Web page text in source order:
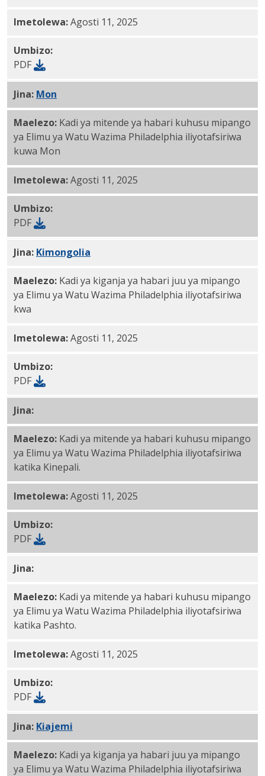
Imetolewa:Agosti 11, 2025
Umbizo:
PDF
Jina: Mon
Maelezo: Kadi ya mitende ya habari kuhusu mipango
ya Elimu ya Watu Wazima Philadelphia iliyotafsiriwa
kuwa Mon
Imetolewa:Agosti 11, 2025
Umbizo:
PDF
Jina: Kimongolia
Maelezo: Kadi ya kiganja ya habari juu ya mipango
ya Elimu ya Watu Wazima Philadelphia iliyotafsiriwa
kwa
Imetolewa:Agosti 11, 2025
Umbizo:
PDF
Jina:Nepali PDF
Maelezo: Kadi ya mitende ya habari kuhusu mipango
ya Elimu ya Watu Wazima Philadelphia iliyotafsiriwa
katika Kinepali.
Imetolewa:Agosti 11, 2025
Umbizo:
PDF
Jina:Post PDF
Maelezo: Kadi ya mitende ya habari kuhusu mipango
ya Elimu ya Watu Wazima Philadelphia iliyotafsiriwa
katika Pashto.
Imetolewa:Agosti 11, 2025
Umbizo:
PDF
Jina: Kiajemi
Maelezo: Kadi ya kiganja ya habari juu ya mipango
ya Elimu ya Watu Wazima Philadelphia iliyotafsiriwa